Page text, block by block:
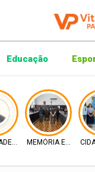
Educação
E EVENTOS
MEMÓRIA E DIREITO